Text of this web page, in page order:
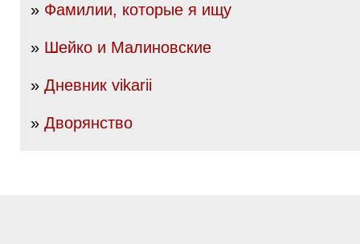
» Фамилии, которые я ищу
» Шейко и Малиновские
» Дневник vikarii
» Дворянство